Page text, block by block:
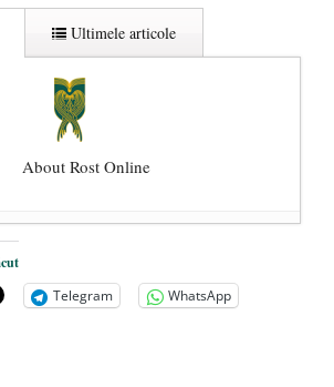
Ultimele articole
About Rost Online
cutremurătoare despre
Ucrainei, Volodymyr
- 13 mai 2026
servește Națiunea
Telegram
WhatsApp